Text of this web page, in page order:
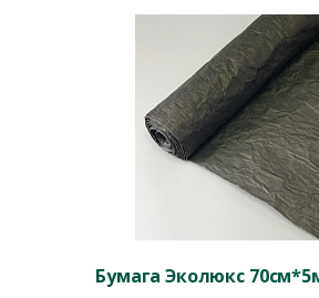
Бумага Эколюкс